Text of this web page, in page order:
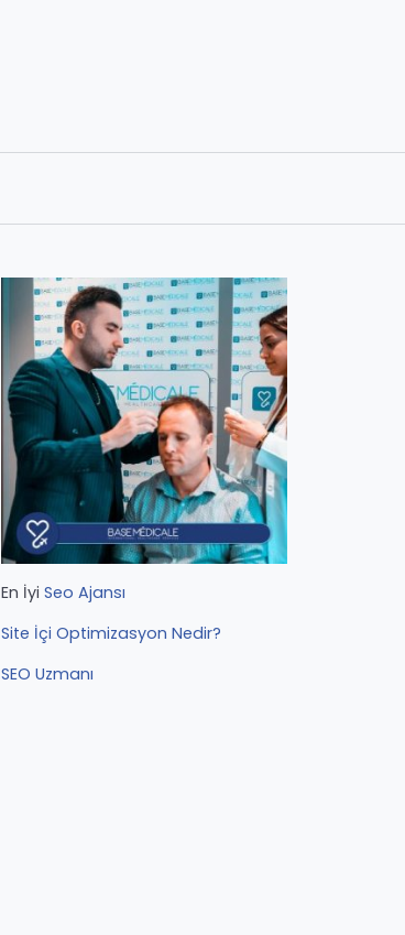
En İyi Seo Ajansı
Site İçi Optimizasyon Nedir?
SEO Uzmanı